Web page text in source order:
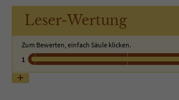
Leser-Wertung
Zum Bewerten, einfach Säule klicken.
1
Name tx_pwcomments_ahash
Anbieter Literatur-Couch Medien
Laufzeit